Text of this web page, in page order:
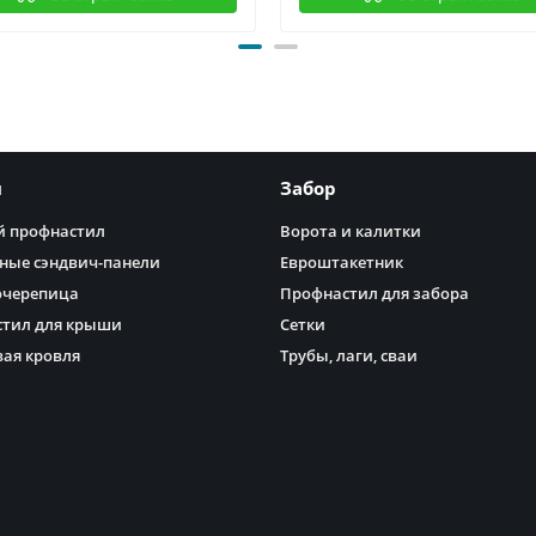
профнастил
сэндвич-панели
для крыши
кровля
Забор
Ворота и калитки
Евроштакетник
Профнастил для забора
Сетки
Трубы, лаги, сваи